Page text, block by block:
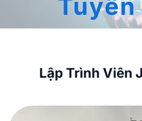
Tuyển
Lập Trình Viên